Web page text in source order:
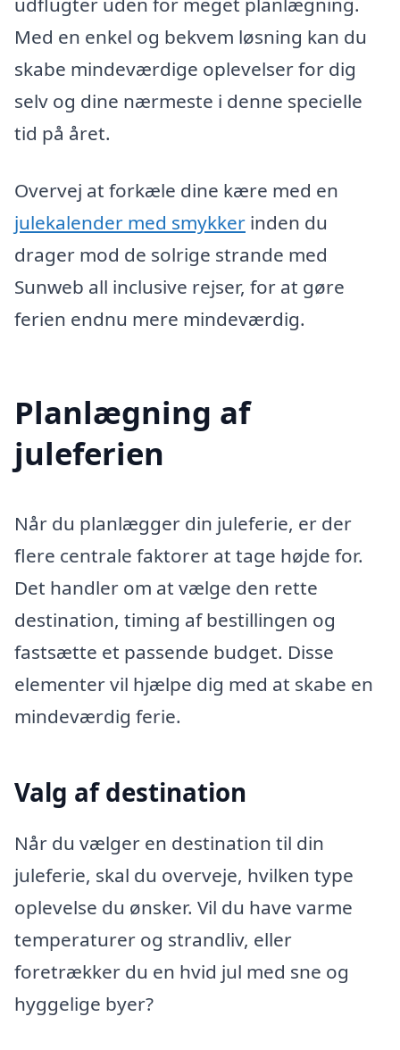
Med en enkel og bekvem løsning kan du
skabe mindeværdige oplevelser for dig
selv og dine nærmeste i denne specielle
tid på året.
Overvej at forkæle dine kære med en
julekalender med smykker inden du
drager mod de solrige strande med
Sunweb all inclusive rejser, for at gøre
ferien endnu mere mindeværdig.
Planlægning af
juleferien
Når du planlægger din juleferie, er der
flere centrale faktorer at tage højde for.
Det handler om at vælge den rette
destination, timing af bestillingen og
fastsætte et passende budget. Disse
elementer vil hjælpe dig med at skabe en
mindeværdig ferie.
Valg af destination
Når du vælger en destination til din
juleferie, skal du overveje, hvilken type
oplevelse du ønsker. Vil du have varme
temperaturer og strandliv, eller
foretrækker du en hvid jul med sne og
hyggelige byer?